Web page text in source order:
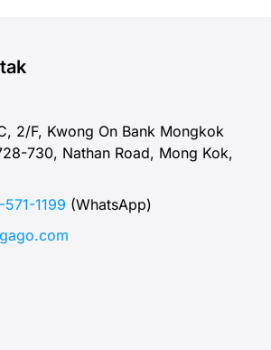
2/F, Kwong On Bank Mongkok
730, Nathan Road, Mong Kok,
1199 (WhatsApp)